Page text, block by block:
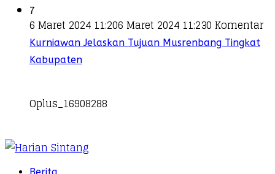
7
6 Maret 2024 11:206 Maret 2024 11:230 Komentar
Kurniawan Jelaskan Tujuan Musrenbang Tingkat
Kabupaten
Oplus_16908288